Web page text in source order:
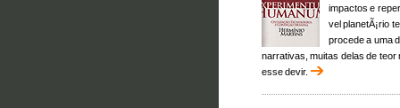
impactos e
vel planetÃ¡rio
procede a uma
narrativas, muitas delas de teor
esse devir.